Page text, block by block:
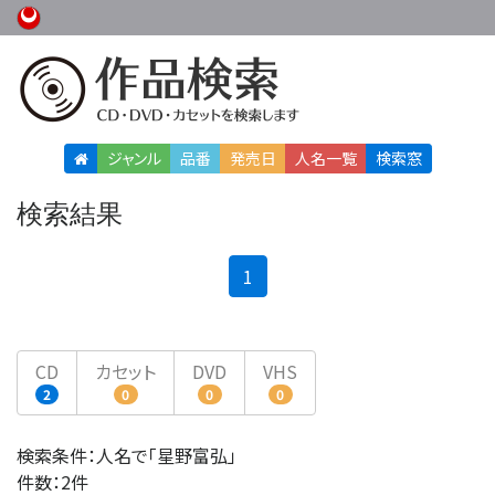
ジャンル 品番 発売日 人名一覧 検索窓
検索結果
1
CD
2
カセット
0
DVD
0
VHS
0
検索条件：人名で「星野富弘」
件数：2件